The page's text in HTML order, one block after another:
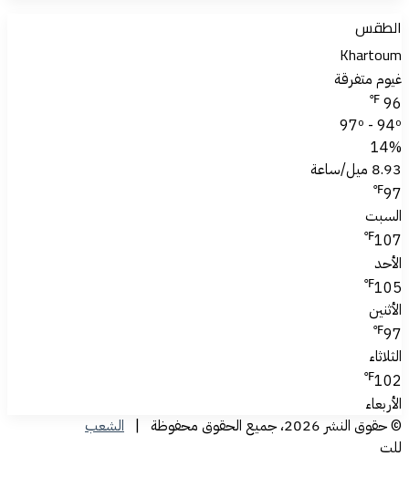
الطقس
Khartoum
غيوم متفرقة
96
℉
97º - 94º
14%
8.93 ميل/ساعة
97
℉
السبت
107
℉
الأحد
105
℉
الأثنين
97
℉
الثلاثاء
102
℉
الأربعاء
© حقوق النشر 2026، جميع الحقوق محفوظة |
الشعب
للت